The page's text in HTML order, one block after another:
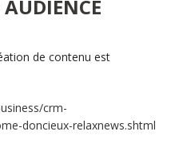
de contenu est
crm-
doncieux-relaxnews.shtml